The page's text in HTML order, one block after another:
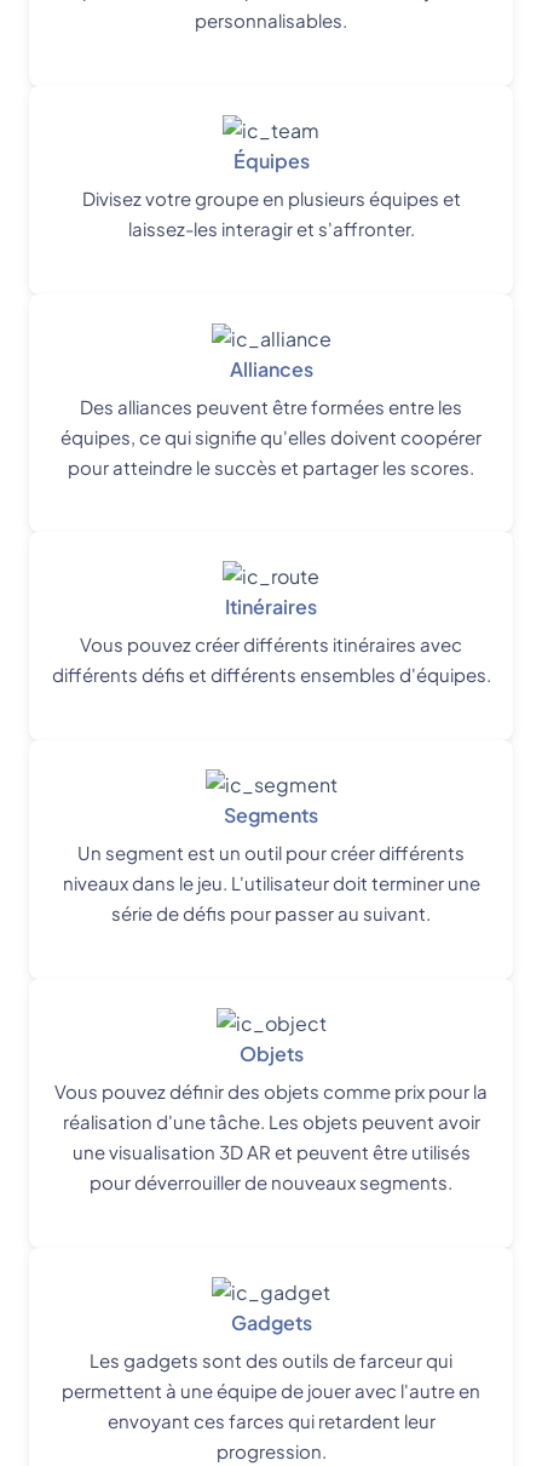
personnalisables.
Équipes
Divisez votre groupe en plusieurs équipes et
laissez-les interagir et s'affronter.
Alliances
Des alliances peuvent être formées entre les
équipes, ce qui signifie qu'elles doivent coopérer
pour atteindre le succès et partager les scores.
Itinéraires
Vous pouvez créer différents itinéraires avec
différents défis et différents ensembles d'équipes.
Segments
Un segment est un outil pour créer différents
niveaux dans le jeu. L'utilisateur doit terminer une
série de défis pour passer au suivant.
Objets
Vous pouvez définir des objets comme prix pour la
réalisation d'une tâche. Les objets peuvent avoir
une visualisation 3D AR et peuvent être utilisés
pour déverrouiller de nouveaux segments.
Gadgets
Les gadgets sont des outils de farceur qui
permettent à une équipe de jouer avec l'autre en
envoyant ces farces qui retardent leur
progression.